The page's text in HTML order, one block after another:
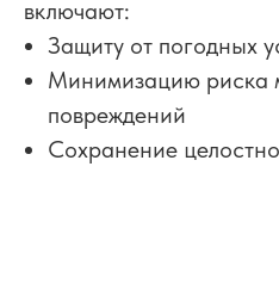
включают:
Защиту от погодных
Минимизацию риска
повреждений
Сохранение